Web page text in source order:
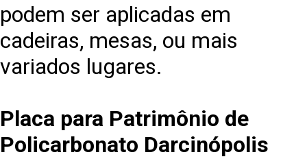
podem ser aplicadas em
cadeiras, mesas, ou mais
variados lugares.
Placa para Patrimônio de
Policarbonato Darcinópolis